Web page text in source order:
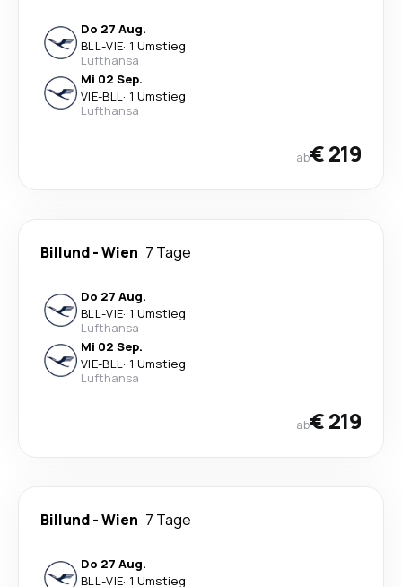
Do 27 Aug.
BLL-VIE· 1 Umstieg
Lufthansa
Mi 02 Sep.
VIE-BLL· 1 Umstieg
Lufthansa
ab€ 219
Billund-Wien 7 Tage
Do 27 Aug.
BLL-VIE· 1 Umstieg
Lufthansa
Mi 02 Sep.
VIE-BLL· 1 Umstieg
Lufthansa
ab€ 219
Billund-Wien 7 Tage
Do 27 Aug.
BLL-VIE· 1 Umstieg